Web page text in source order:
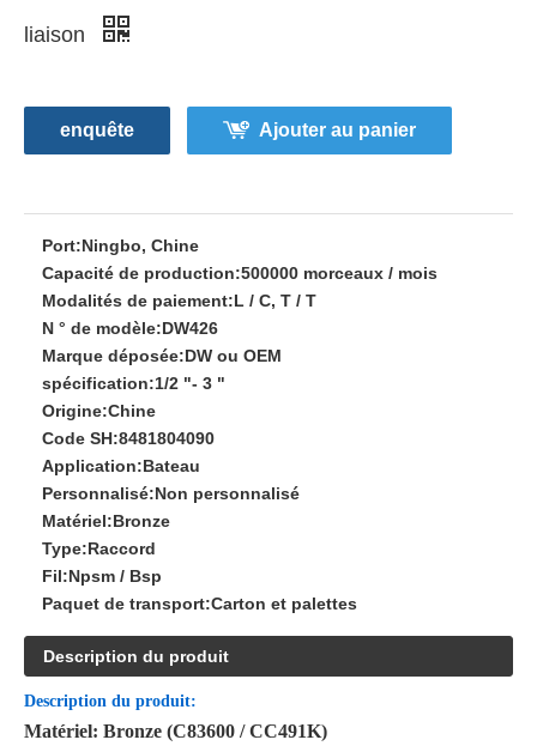
liaison
enquête Ajouter au panier
Port:Ningbo, Chine
Capacité de production:500000 morceaux / mois
Modalités de paiement:L / C, T / T
N ° de modèle:DW426
Marque déposée:DW ou OEM
spécification:1/2 "- 3 "
Origine:Chine
Code SH:8481804090
Application:Bateau
Personnalisé:Non personnalisé
Matériel:Bronze
Type:Raccord
Fil:Npsm / Bsp
Paquet de transport:Carton et palettes
Description du produit
Description du produit:
Matériel: Bronze (C83600 / CC491K)